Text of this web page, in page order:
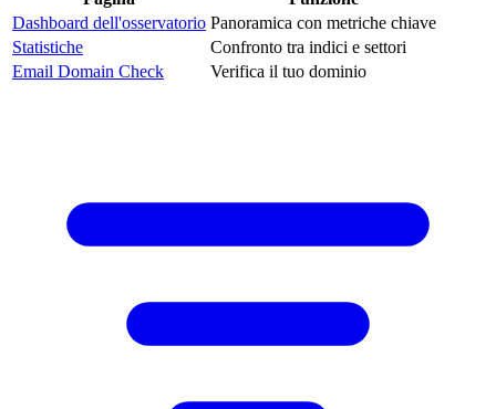
Dashboard dell'osservatorio Panoramica con metriche chiave
Statistiche
Confronto tra indici e settori
Email Domain Check
Verifica il tuo dominio